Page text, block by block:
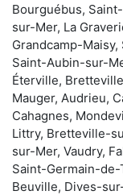
Bourguébus,
sur-Mer, La
Grandcamp-
Saint-Aubin-sur-
Éterville,
Mauger, Audrieu,
Cahagnes,
Littry, Bretteville-
sur-Mer, Vaudry,
Saint-Germain-
Beuville, Dives-